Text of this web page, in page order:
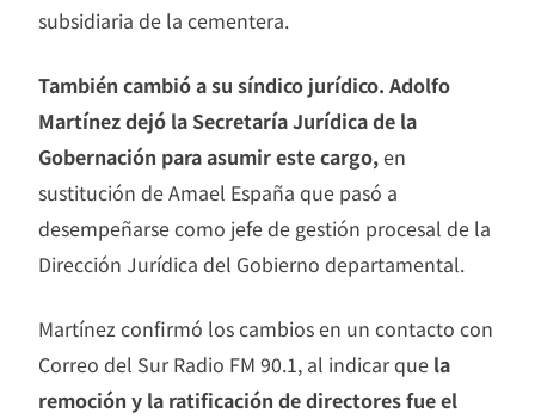
subsidiaria de la cementera.
También cambió a su síndico jurídico. Adolfo
Martínez dejó la Secretaría Jurídica de la
Gobernación para asumir este cargo,en
sustitución de Amael España que pasó a
desempeñarse como jefe de gestión procesal de la
Dirección Jurídica del Gobierno departamental.
Martínez confirmó los cambios en un contacto con
Correo del Sur Radio FM 90.1, al indicar que la
remoción y la ratificación de directores fue el